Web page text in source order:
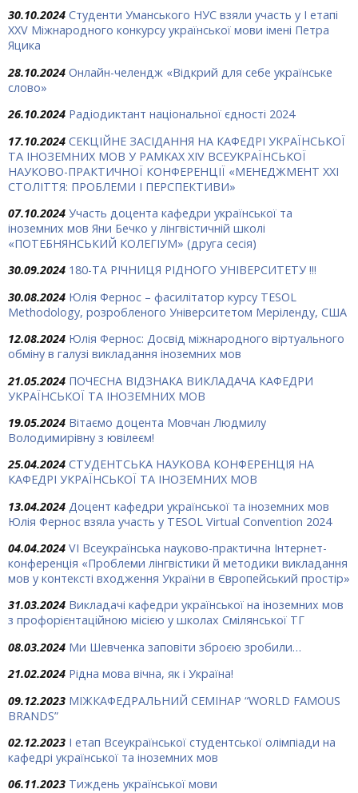
30.10.2024 Студенти Уманського НУС взяли участь у І етапі
ХХV Міжнародного конкурсу української мови імені Петра
Яцика
28.10.2024 Онлайн-челендж «Відкрий для себе українське
слово»
26.10.2024 Радіодиктант національної єдності 2024
17.10.2024 СЕКЦІЙНЕ ЗАСІДАННЯ НА КАФЕДРІ УКРАЇНСЬКОЇ
ТА ІНОЗЕМНИХ МОВ У РАМКАХ ХIV ВСЕУКРАЇНСЬКОЇ
НАУКОВО-ПРАКТИЧНОЇ КОНФЕРЕНЦІЇ «МЕНЕДЖМЕНТ ХХІ
СТОЛІТТЯ: ПРОБЛЕМИ І ПЕРСПЕКТИВИ»
07.10.2024 Участь доцента кафедри української та
іноземних мов Яни Бечко у лінгвістичній школі
«ПОТЕБНЯНСЬКИЙ КОЛЕГІУМ» (друга сесія)
30.09.2024 180-ТА РІЧНИЦЯ РІДНОГО УНІВЕРСИТЕТУ !!!
30.08.2024 Юлія Фернос – фасилітатор курсу TESOL
Methodology, розробленого Університетом Меріленду, США
12.08.2024 Юлія Фернос: Досвід міжнародного віртуального
обміну в галузі викладання іноземних мов
21.05.2024 ПОЧЕСНА ВІДЗНАКА ВИКЛАДАЧА КАФЕДРИ
УКРАЇНСЬКОЇ ТА ІНОЗЕМНИХ МОВ
19.05.2024 Вітаємо доцента Мовчан Людмилу
Володимирівну з ювілеєм!
25.04.2024 СТУДЕНТСЬКА НАУКОВА КОНФЕРЕНЦІЯ НА
КАФЕДРІ УКРАЇНСЬКОЇ ТА ІНОЗЕМНИХ МОВ
13.04.2024 Доцент кафедри української та іноземних мов
Юлія Фернос взяла участь у TESOL Virtual Convention 2024
04.04.2024 VІ Всеукраїнська науково-практична Інтернет-
конференція «Проблеми лінгвістики й методики викладання
мов у контексті входження України в Європейський простір»
31.03.2024 Викладачі кафедри української на іноземних мов
з профорієнтаційною місією у школах Смілянської ТГ
08.03.2024 Ми Шевченка заповіти зброєю зробили…
21.02.2024 Рідна мова вічна, як і Україна!
09.12.2023 МІЖКАФЕДРАЛЬНИЙ СЕМІНАР “WORLD FAMOUS
BRANDS”
02.12.2023 І етап Всеукраїнської студентської олімпіади на
кафедрі української та іноземних мов
06.11.2023 Тиждень української мови